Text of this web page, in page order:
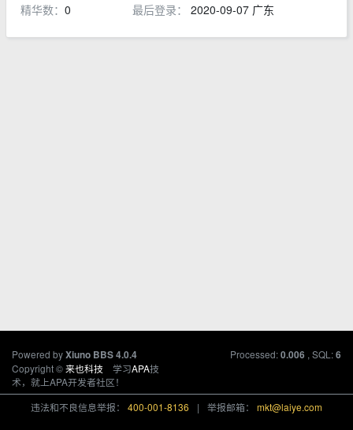
精华数： 0
最后登录： 2020-09-07 广东
Powered byXiuno BBS4.0.4
Copyright ©来也科技 学习APA技
术，就上APA开发者社区！
Processed:0.006 , SQL:6
违法和不良信息举报： 400-001-8136 | 举报邮箱： mkt@laiye.com